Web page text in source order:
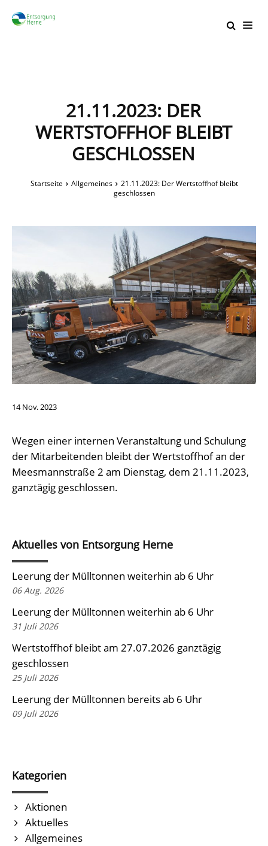
21.11.2023: DER
WERTSTOFFHOF BLEIBT
GESCHLOSSEN
Startseite Allgemeines
21.11.2023: Der Wertstoffhof bleibt
geschlossen
14 Nov.2023
Wegen einer internen Veranstaltung und Schulung
der Mitarbeitenden bleibt der Wertstoffhof an der
Meesmannstraße 2 am Dienstag, dem 21.11.2023,
ganztägig geschlossen.
Aktuelles von Entsorgung Herne
Leerung der Mülltonnen weiterhin ab 6 Uhr
06 Aug. 2026
Leerung der Mülltonnen weiterhin ab 6 Uhr
31 Juli 2026
Wertstoffhof bleibt am 27.07.2026 ganztägig
geschlossen
25 Juli 2026
Leerung der Mülltonnen bereits ab 6 Uhr
09 Juli 2026
Kategorien
Aktionen
Aktuelles
Allgemeines